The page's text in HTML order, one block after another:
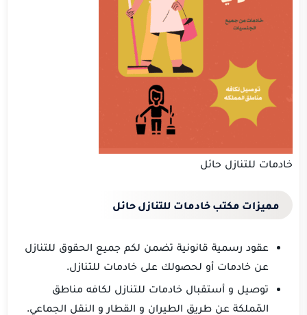
خادمات للتنازل حائل
مميزات مكتب خادمات للتنازل حائل
عقود رسمية قانونية تضمن لكم جميع الحقوق للتنازل
عن خادمات أو لحصولك على خادمات للتنازل.
توصيل و أستقبال خادمات للتنازل لكافه مناطق
المّملكة عن طريق الطيران و القطار و النقل الجماعي.